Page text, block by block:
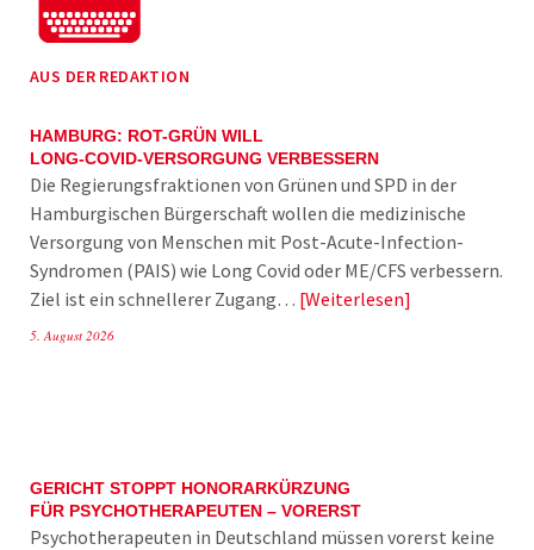
AUS DER REDAKTION
HAMBURG: ROT-GRÜN WILL
LONG-COVID-VERSORGUNG VERBESSERN
Die Regierungsfraktionen von Grünen und SPD in der
Hamburgischen Bürgerschaft wollen die medizinische
Versorgung von Menschen mit Post-Acute-Infection-
Syndromen (PAIS) wie Long Covid oder ME/CFS verbessern.
Ziel ist ein schnellerer Zugang… Weiterlesen
5. August 2026
GERICHT STOPPT HONORARKÜRZUNG
FÜR PSYCHOTHERAPEUTEN – VORERST
Psychotherapeuten in Deutschland müssen vorerst keine